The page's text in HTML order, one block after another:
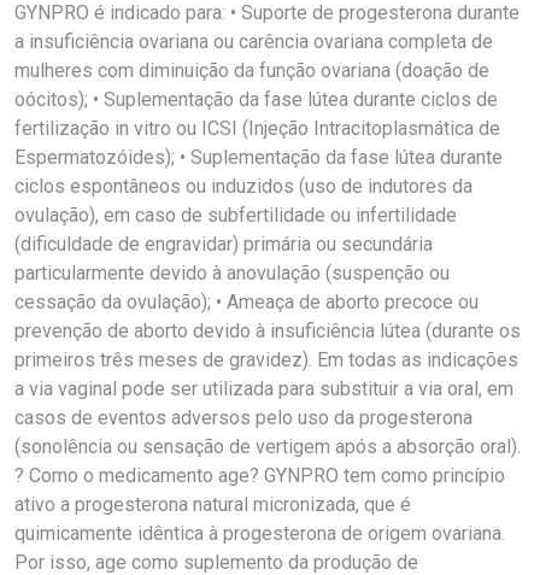
GYNPRO é indicado para: • Suporte de progesterona durante
a insuficiência ovariana ou carência ovariana completa de
mulheres com diminuição da função ovariana (doação de
oócitos); • Suplementação da fase lútea durante ciclos de
fertilização in vitro ou ICSI (Injeção Intracitoplasmática de
Espermatozóides); • Suplementação da fase lútea durante
ciclos espontâneos ou induzidos (uso de indutores da
ovulação), em caso de subfertilidade ou infertilidade
(dificuldade de engravidar) primária ou secundária
particularmente devido à anovulação (suspenção ou
cessação da ovulação); • Ameaça de aborto precoce ou
prevenção de aborto devido à insuficiência lútea (durante os
primeiros três meses de gravidez). Em todas as indicações
a via vaginal pode ser utilizada para substituir a via oral, em
casos de eventos adversos pelo uso da progesterona
(sonolência ou sensação de vertigem após a absorção oral).
? Como o medicamento age? GYNPRO tem como princípio
ativo a progesterona natural micronizada, que é
quimicamente idêntica à progesterona de origem ovariana.
Por isso, age como suplemento da produção de